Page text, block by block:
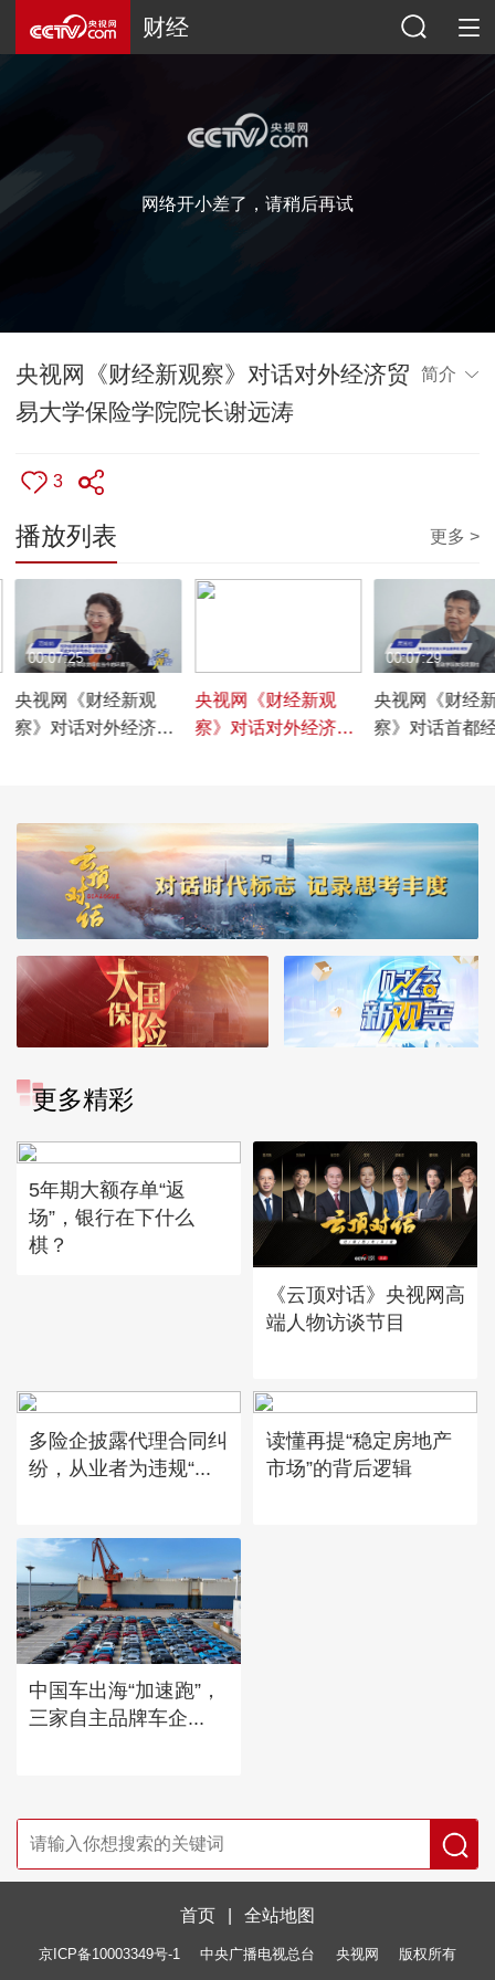
财经
网络开小差了，请稍后再试
央视网《财经新观察》对话对外经济贸
易大学保险学院院长谢远涛
简介
3
播放列表 更多 >
央视网《财经新观
察》对话对外经济贸
00:07:25
央视网《财经新观
察》对话对外经济贸
央视网《财经
察》对话首都
00:07:29
更多精彩
5年期大额存单“返
场”，银行在下什么
棋？
《云顶对话》央视网高
端人物访谈节目
多险企披露代理合同纠
纷，从业者为违规“...
读懂再提“稳定房地产
市场”的背后逻辑
中国车出海“加速跑”，
三家自主品牌车企...
首页 全站地图
京ICP备10003349号-1 中央广播电视总台 央视网 版权所有